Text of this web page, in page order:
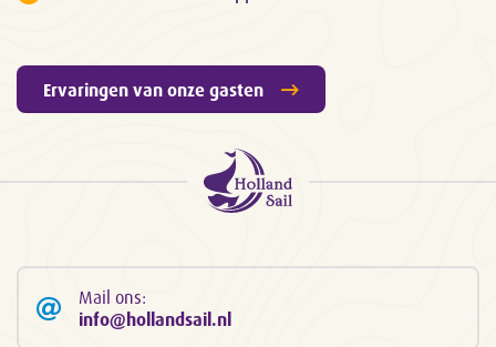
Ervaringen van onze gasten
Mail ons:
info@hollandsail.nl